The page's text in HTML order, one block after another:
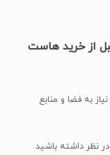
از خرید هاست
به فضا و منابع
نظر داشته باشید